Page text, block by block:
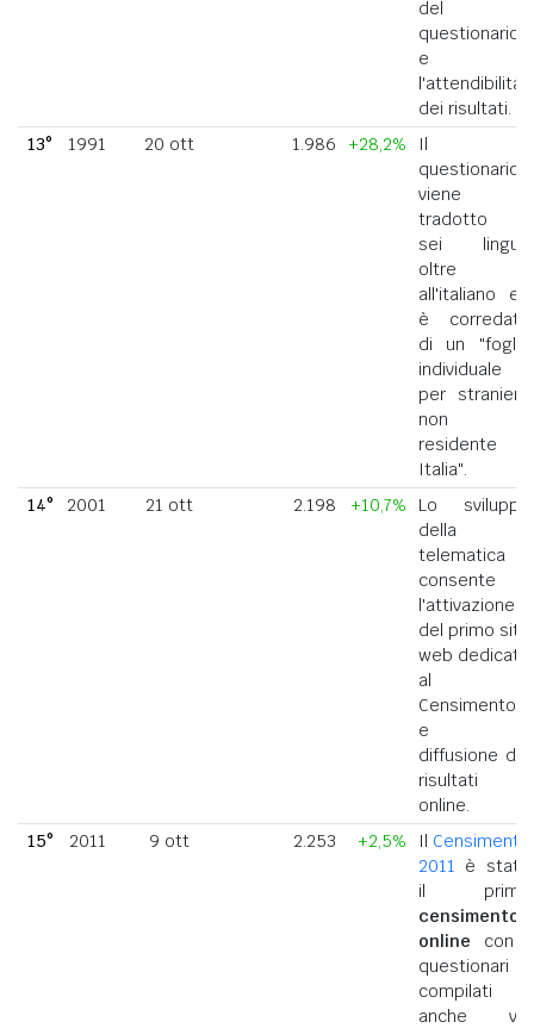
del
questionario
e
l'attendibilità
dei risultati.
13°
1991 20 ott 1.986 +28,2%
Il
questionario
viene
tradotto in
sei lingue
oltre
all'italiano ed
è corredato
di un "foglio
individuale
per straniero
non
residente in
Italia".
14°
2001 21 ott 2.198 +10,7%
Lo sviluppo
della
telematica
consente
l'attivazione
del primo sito
web dedicato
al
Censimento
e la
diffusione dei
risultati
online.
15°
2011 9 ott 2.253 +2,5% Il Censimento
2011 è stato
il primo
censimento
online con i
questionari
compilati
anche via